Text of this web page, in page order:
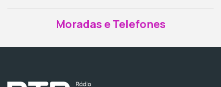
Moradas e Telefones